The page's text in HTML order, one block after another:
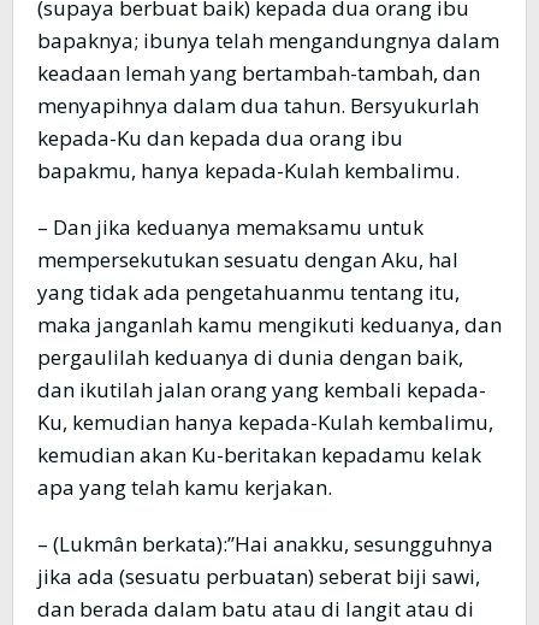
(supaya berbuat baik) kepada dua orang ibu
bapaknya; ibunya telah mengandungnya dalam
keadaan lemah yang bertambah-tambah, dan
menyapihnya dalam dua tahun. Bersyukurlah
kepada-Ku dan kepada dua orang ibu
bapakmu, hanya kepada-Kulah kembalimu.
– Dan jika keduanya memaksamu untuk
mempersekutukan sesuatu dengan Aku, hal
yang tidak ada pengetahuanmu tentang itu,
maka janganlah kamu mengikuti keduanya, dan
pergaulilah keduanya di dunia dengan baik,
dan ikutilah jalan orang yang kembali kepada-
Ku, kemudian hanya kepada-Kulah kembalimu,
kemudian akan Ku-beritakan kepadamu kelak
apa yang telah kamu kerjakan.
– (Lukmân berkata):”Hai anakku, sesungguhnya
jika ada (sesuatu perbuatan) seberat biji sawi,
dan berada dalam batu atau di langit atau di